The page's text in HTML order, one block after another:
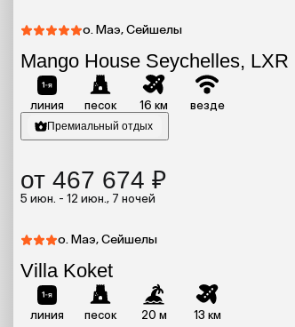
о. Маэ, Сейшелы
Mango House Seychelles,
линия песок 16 км везде
Премиальный отдых
от 467 674 ₽
5 июн. - 12 июн., 7 ночей
о. Маэ, Сейшелы
Villa Koket
линия песок 20 м 13 км